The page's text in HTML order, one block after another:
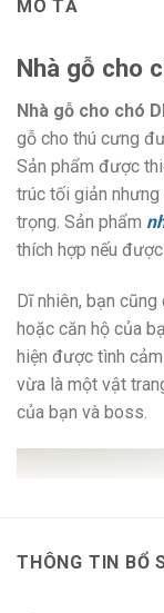
MÔ TẢ
Nhà gỗ cho
Nhà gỗ cho chó
gỗ cho thú cưng
Sản phẩm được
trúc tối giản
trọng. Sản phẩm
thích hợp nếu
Dĩ nhiên, bạn
hoặc căn hộ của
hiện được tình
vừa là một vật
của bạn và boss.
THÔNG TIN BỔ